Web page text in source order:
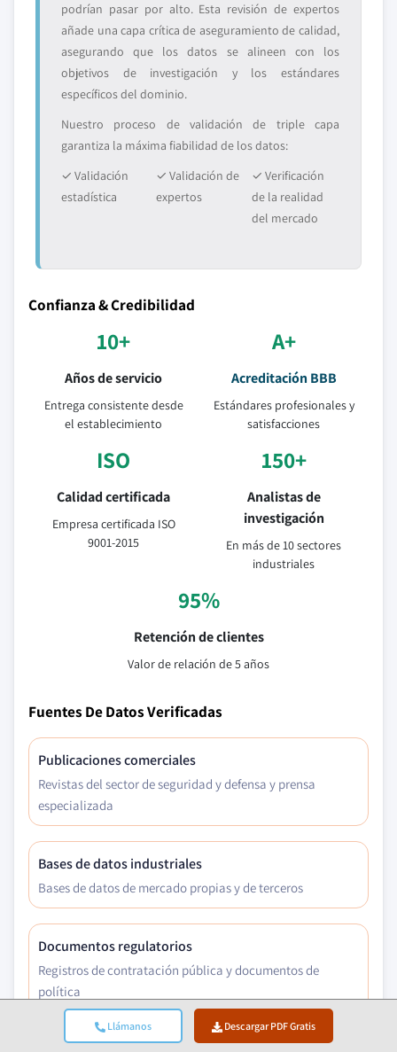
Llámanos Descargar PDF Gratis
podrían pasar por alto. Esta revisión de expertos
añade una capa crítica de aseguramiento de calidad,
asegurando que los datos se alineen con los
objetivos de investigación y los estándares
específicos del dominio.
Nuestro proceso de validación de triple capa
garantiza la máxima fiabilidad de los datos:
✓ Validación
estadística
✓ Validación de
expertos
✓ Verificación
de la realidad
del mercado
Confianza & Credibilidad
10+
Años de servicio
Entrega consistente desde
el establecimiento
A+
Acreditación BBB
Estándares profesionales y
satisfacciones
ISO
Calidad certificada
Empresa certificada ISO
9001-2015
150+
Analistas de
investigación
En más de 10 sectores
industriales
95%
Retención de clientes
Valor de relación de 5 años
Fuentes De Datos Verificadas
Publicaciones comerciales
Revistas del sector de seguridad y defensa y prensa
especializada
Bases de datos industriales
Bases de datos de mercado propias y de terceros
Documentos regulatorios
Registros de contratación pública y documentos de
política